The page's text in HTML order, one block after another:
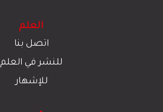
العلم
اتصل بنا
للنشر في العلم
للإشهار